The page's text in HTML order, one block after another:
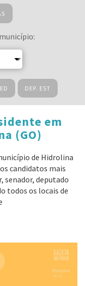
DEP. EST
em
(GO)
de Hidrolina
candidatos mais
senador, deputado
todos os locais de